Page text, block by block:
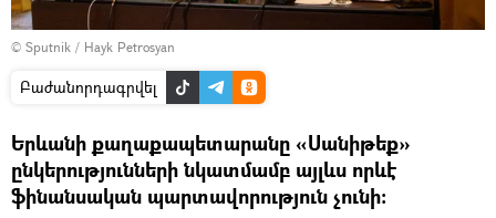
© Sputnik / Hayk Petrosyan
Բաժանորդագրվել
Երևանի քաղաքապետարանը «Սանիթեք»
ընկերությունների նկատմամբ այլևս որևէ
ֆինանսական պարտավորություն չունի։